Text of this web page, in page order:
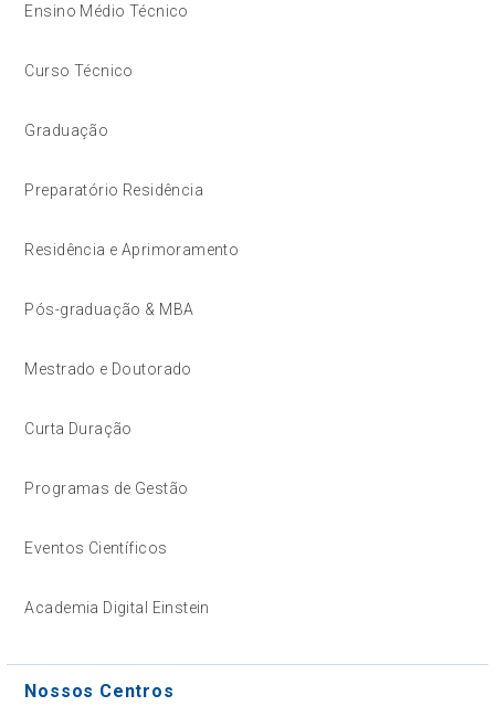
Ensino Médio Técnico
Curso Técnico
Graduação
Preparatório Residência
Residência e Aprimoramento
Pós-graduação & MBA
Mestrado e Doutorado
Curta Duração
Programas de Gestão
Eventos Científicos
Academia Digital Einstein
Nossos Centros